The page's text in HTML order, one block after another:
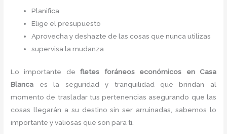
Planifica
Elige el presupuesto
Aprovecha y deshazte de las cosas que nunca utilizas
supervisa la mudanza
Lo importante defletes foráneos económicos en Casa
Blanca es la seguridad y tranquilidad que brindan al
momento de trasladar tus pertenencias asegurando que las
cosas llegarán a su destino sin ser arruinadas, sabemos lo
importante y valiosas que son para ti.